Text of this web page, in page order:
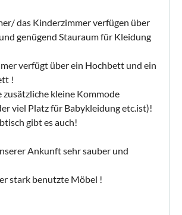
das Kinderzimmer verfügen über
genügend Stauraum für Kleidung
verfügt über ein Hochbett und ein
!
zusätzliche kleine Kommode
viel Platz für Babykleidung etc.ist)!
gibt es auch!
Ankunft sehr sauber und
stark benutzte Möbel !